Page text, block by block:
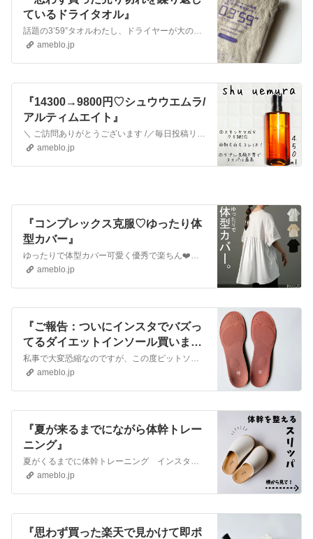
ているドライタオル』
話題の​3’59”タオルわたし、ドライヤーが大の苦手でヒルナンデスで紹介されていたというこちらのタオルを購入しました。3’59”ドライヤーを3分台で乾かそうと…
ameblo.jp
『14300→9800円♡シュウウエムラ/
アルティムエイト』
＼ ご訪問ありがとうございます /／毎日投稿リアルコーデはほぼ全身楽天楽天リアルタイムランキングからいいものセレクトズボラ家事と100均が大好物( '༥' …
ameblo.jp
『コンプレックス克服♡ゆったり体
型カバー』
ゆったりで体型カバー可愛く優秀で楽ちん❤️おしゃれなのにゆったり体型カバーTシャツ 「コンプレックス克服」 体型カバー ■一部7月下旬入荷 バックギャザー…
ameblo.jp
『ご報告：ついにインスタでバズっ
てるダイエットインソール買いまし
た』
私事で大変恐縮なのですが、この度ピットソールを購入した事をしましたことを、ご報告させていただきます。コレ、ご存知ですか？インスタで今めちゃくちゃバズってて、大…
ameblo.jp
『夏が来るまでにながら体幹トレー
ニング』
夏がくるまでに体幹トレーニング インスタなどでよく見かける履くだけで体幹トレーニングできるスリッパ、買ってみたよ。カラダグイーーーーーン！夏に向けて少…
ameblo.jp
『思わず買った楽天で見かけて即ポ